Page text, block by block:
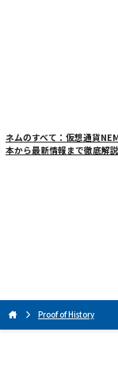
ネムのすべて：仮想通貨
本から最新情報まで徹底解説
Proof of History